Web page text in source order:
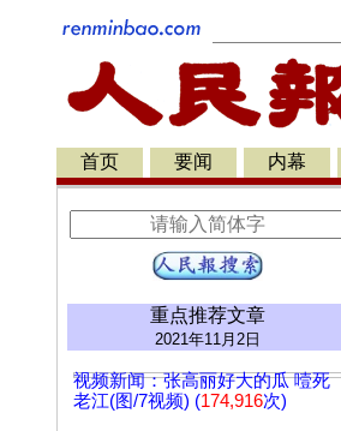
首页 要闻 内幕
重点推荐文章
2021年11月2日
视频新闻：张高丽好大的瓜 噎死
老江(图/7视频) (174,916次)